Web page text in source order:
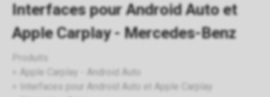
Interfaces pour Android Auto et
Apple Carplay - Mercedes-Benz
Produits
Apple Carplay - Android Auto
Interfaces pour Android Auto et Apple Carplay